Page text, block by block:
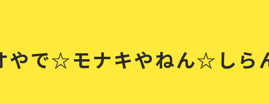
やで☆モナキやねん☆しら